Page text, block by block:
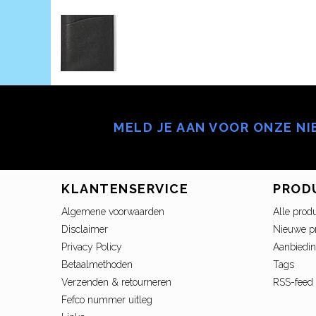
MELD JE AAN VOOR ONZE
KLANTENSERVICE
Algemene voorwaarden
Disclaimer
Privacy Policy
Betaalmethoden
Verzenden & retourneren
Fefco nummer uitleg
Alle
Nieuwe
Tags
RSS-feed